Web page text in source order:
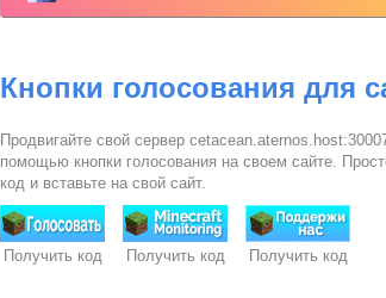
Кнопки голосования для
Продвигайте свой сервер
помощью кнопки голосования на своем сайте.
код и вставьте на свой сайт.
Получить код Получить код Получить код